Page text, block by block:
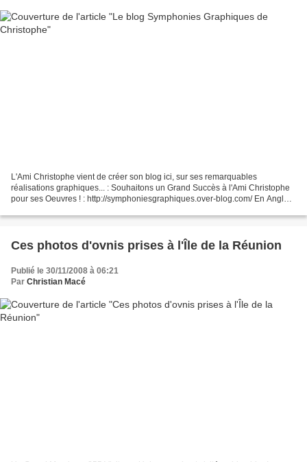
L'Ami Christophe vient de créer son blog ici, sur ses remarquables
réalisations graphiques... : Souhaitons un Grand Succès à l'Ami Christophe
pour ses Oeuvres ! : http://symphoniesgraphiques.over-blog.com/ En Anglais
Ces photos d'ovnis prises à l'Île de la Réunion
Publié le 30/11/2008 à 06:21
Par Christian Macé